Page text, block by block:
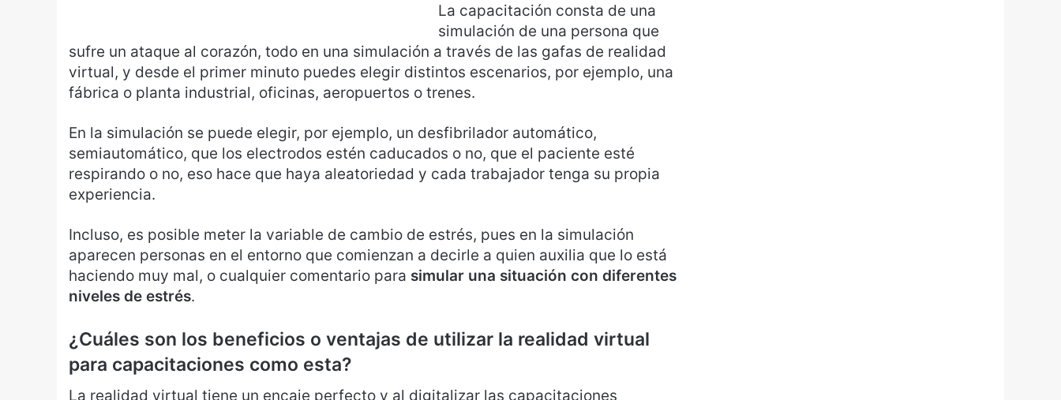
La capacitación consta de una
simulación de una persona que
sufre un ataque al corazón, todo en una simulación a través de las gafas de realidad
virtual, y desde el primer minuto puedes elegir distintos escenarios, por ejemplo, una
fábrica o planta industrial, oficinas, aeropuertos o trenes.
En la simulación se puede elegir, por ejemplo, un desfibrilador automático,
semiautomático, que los electrodos estén caducados o no, que el paciente esté
respirando o no, eso hace que haya aleatoriedad y cada trabajador tenga su propia
experiencia.
Incluso, es posible meter la variable de cambio de estrés, pues en la simulación
aparecen personas en el entorno que comienzan a decirle a quien auxilia que lo está
haciendo muy mal, o cualquier comentario para simular una situación con diferentes
niveles de estrés.
¿Cuáles son los beneficios o ventajas de utilizar la realidad virtual
para capacitaciones como esta?
La realidad virtual tiene un encaje perfecto y al digitalizar las capacitaciones